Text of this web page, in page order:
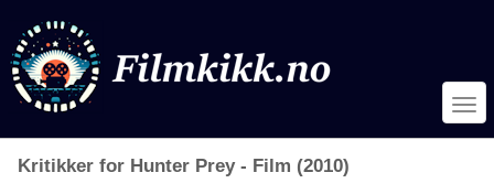
Kritikker for Hunter Prey - Film (2010)